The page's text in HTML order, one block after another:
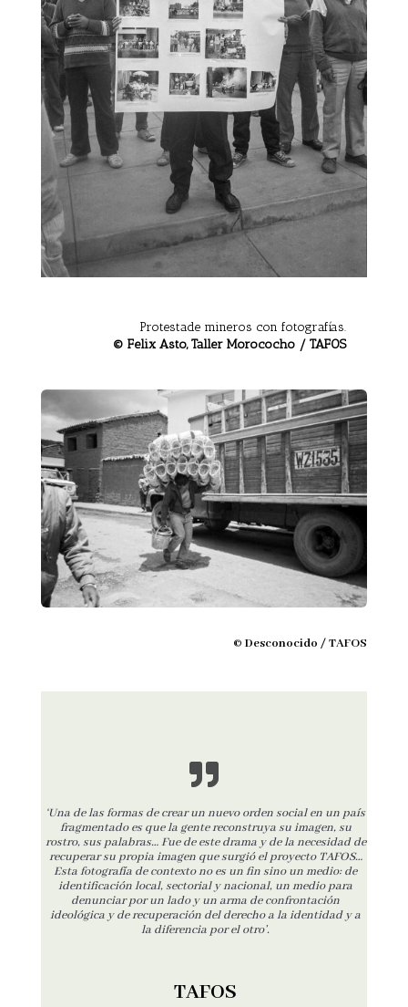
Protestade mineros con fotografías.
© Felix Asto, Taller Morococho / TAFOS
© Desconocido / TAFOS
‘Una de las formas de crear un nuevo orden social en un país
fragmentado es que la gente reconstruya su imagen, su
rostro, sus palabras… Fue de este drama y de la necesidad de
recuperar su propia imagen que surgió el proyecto TAFOS…
Esta fotografía de contexto no es un fin sino un medio: de
identificación local, sectorial y nacional, un medio para
denunciar por un lado y un arma de confrontación
ideológica y de recuperación del derecho a la identidad y a
la diferencia por el otro’.
TAFOS